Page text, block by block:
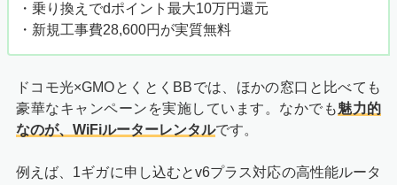
・乗り換えでdポイント最大10万円還元
・新規工事費28,600円が実質無料
ドコモ光×GMOとくとくBBでは、ほかの窓口と比べても
豪華なキャンペーンを実施しています。なかでも魅力的
なのが、WiFiルーターレンタルです。
例えば、1ギガに申し込むとv6プラス対応の高性能ルータ